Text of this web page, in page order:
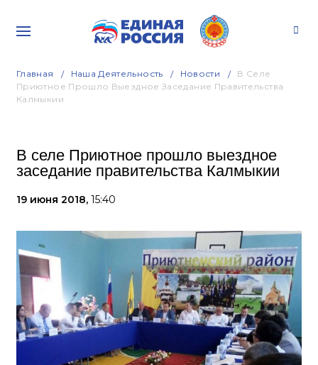
Главная Наша Деятельность Новости
В Селе
Приютное Прошло Выездное Заседание Правительства
Калмыкии
В селе Приютное прошло выездное
заседание правительства Калмыкии
19 июня 2018, 15:40